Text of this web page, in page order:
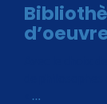
…